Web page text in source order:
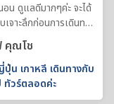
อน ดูแลดีมากๆค่ะ จะได้
จาะลึกก่อนการเดินทาง
สวยทุกที่ค่ะ
คุณโช
น เกาหลี เดินทางกับ
วร์ตลอดค่ะ